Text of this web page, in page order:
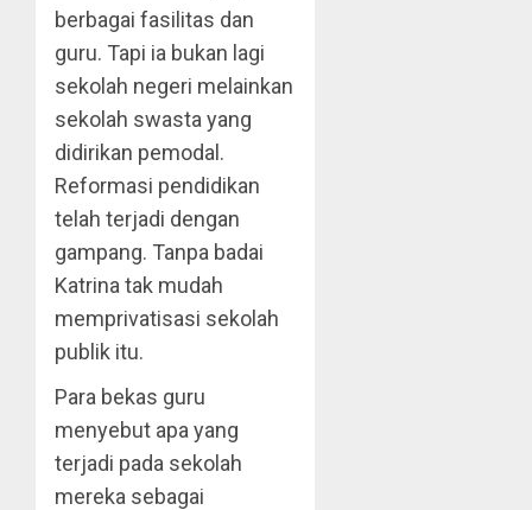
berbagai fasilitas dan
guru. Tapi ia bukan lagi
sekolah negeri melainkan
sekolah swasta yang
didirikan pemodal.
Reformasi pendidikan
telah terjadi dengan
gampang. Tanpa badai
Katrina tak mudah
memprivatisasi sekolah
publik itu.
Para bekas guru
menyebut apa yang
terjadi pada sekolah
mereka sebagai